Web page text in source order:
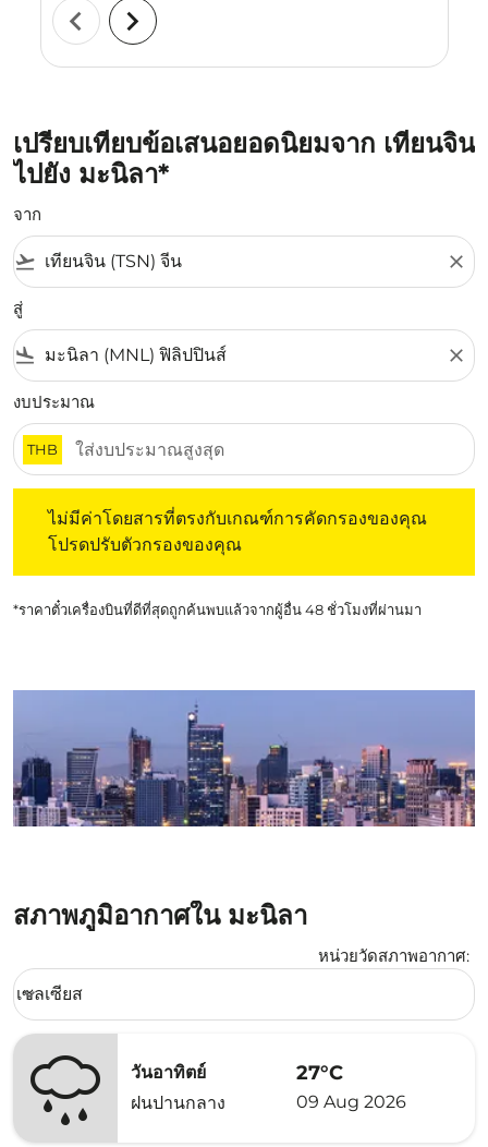
chevron_left chevron_right
เปรียบเทียบข้อเสนอยอดนิยมจาก เทียนจิน
ไปยัง มะนิลา*
จาก
flight_takeoff close
สู่
flight_land close
งบประมาณ
THB
ไม่มีค่าโดยสารที่ตรงกับเกณฑ์การคัดกรองของคุณ
โปรดปรับตัวกรองของคุณ
*ราคาตั๋วเครื่องบินที่ดีที่สุดถูกค้นพบแล้วจากผู้อื่น 48 ชั่วโมงที่ผ่านมา
สภาพภูมิอากาศใน มะนิลา
หน่วยวัดสภาพอากาศ:
Weather unit option เซลเซียส Selected
เซลเซียส
keyboard_arrow_down
วันอาทิตย์
ฝนปานกลาง
27°C
09 Aug 2026